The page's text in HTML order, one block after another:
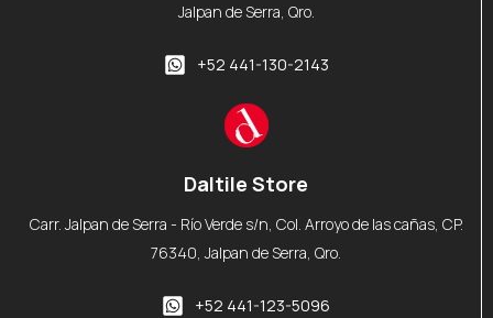
Jalpan de Serra, Qro.
+52 441-130-2143
Daltile Store
Carr. Jalpan de Serra - Río Verde s/n, Col. Arroyo de las cañas, CP.
76340, Jalpan de Serra, Qro.
+52 441-123-5096